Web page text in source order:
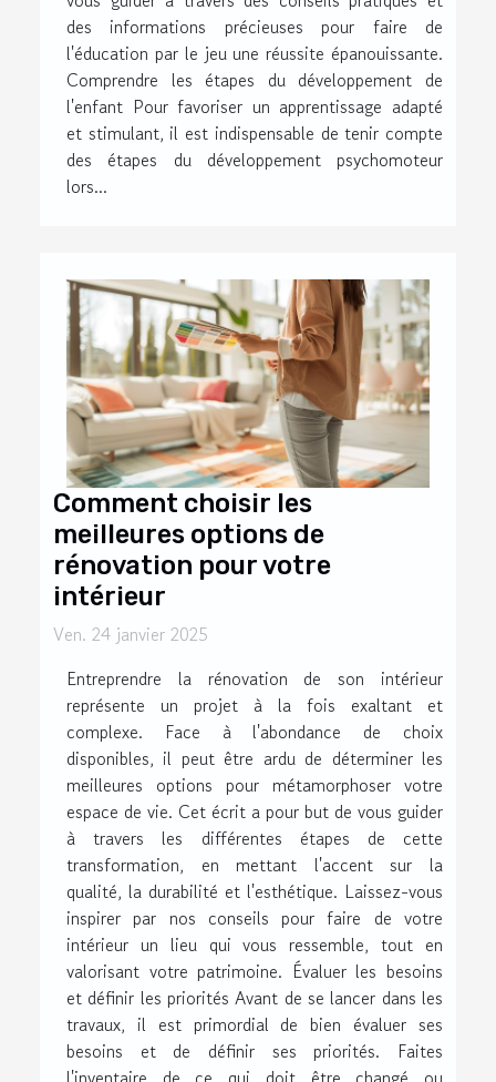
des informations précieuses pour faire de
l'éducation par le jeu une réussite épanouissante.
Comprendre les étapes du développement de
l'enfant Pour favoriser un apprentissage adapté
et stimulant, il est indispensable de tenir compte
des étapes du développement psychomoteur
lors...
Comment choisir les
meilleures options de
rénovation pour votre
intérieur
Ven. 24 janvier 2025
Entreprendre la rénovation de son intérieur
représente un projet à la fois exaltant et
complexe. Face à l'abondance de choix
disponibles, il peut être ardu de déterminer les
meilleures options pour métamorphoser votre
espace de vie. Cet écrit a pour but de vous guider
à travers les différentes étapes de cette
transformation, en mettant l'accent sur la
qualité, la durabilité et l'esthétique. Laissez-vous
inspirer par nos conseils pour faire de votre
intérieur un lieu qui vous ressemble, tout en
valorisant votre patrimoine. Évaluer les besoins
et définir les priorités Avant de se lancer dans les
travaux, il est primordial de bien évaluer ses
besoins et de définir ses priorités. Faites